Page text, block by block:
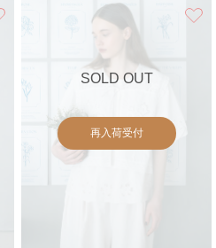
SOLD OUT
再入荷受付